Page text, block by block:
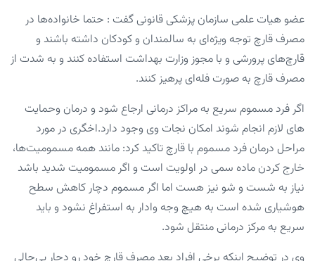
عضو هیات علمی سازمان پزشکی قانونی گفت : حتما خانواده‌ها در
مصرف قارچ توجه ویژه‌ای به سالمندان و کودکان داشته باشند و
قارچ‌های پرورشی و با مجوز وزارت بهداشت استفاده کنند و به شدت از
مصرف قارچ به صورت فله‌ای پرهیز کنند.
اگر فرد مسموم سریع به مراکز درمانی ارجاع شود و درمان وحمایت
های لازم انجام شوند امکان نجات وی وجود دارد.اخگری در مورد
مراحل درمان فرد مسموم با قارچ تاکید کرد: مانند همه مسمومیت‌ها،
خارج کردن ماده سمی در اولویت است و اگر مسمومیت شدید باشد
نیاز به شست و شو نیز هست اما اگر مسموم دچار کاهش سطح
هوشیاری شده است به هیچ وجه وادار به استفراغ نشود و باید
سریع به مرکز درمانی منتقل شود.